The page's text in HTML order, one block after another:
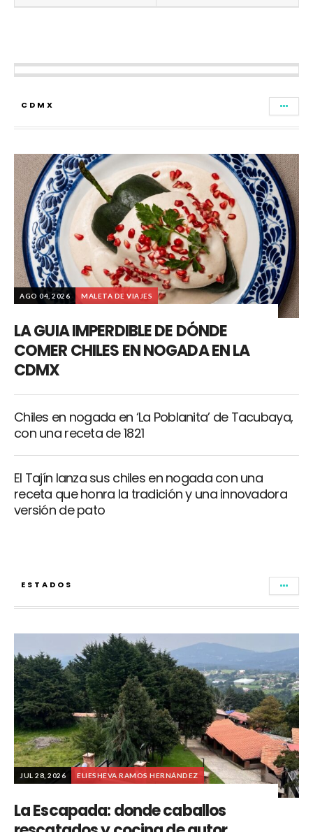
CDMX
AGO 04, 2026 MALETA DE VIAJES
LA GUIA IMPERDIBLE DE DÓNDE
COMER CHILES EN NOGADA EN LA
CDMX
Chiles en nogada en ‘La Poblanita’ de Tacubaya,
con una receta de 1821
El Tajín lanza sus chiles en nogada con una
receta que honra la tradición y una innovadora
versión de pato
ESTADOS
JUL 28, 2026 ELIESHEVA RAMOS HERNÁNDEZ
La Escapada: donde caballos